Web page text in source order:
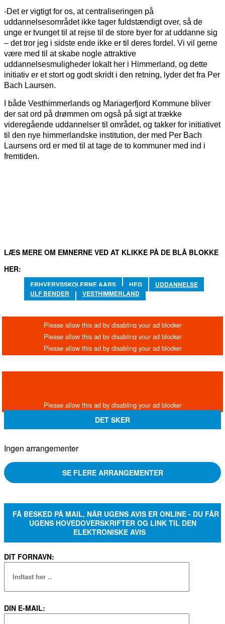
-Det er vigtigt for os, at centraliseringen på
uddannelsesområdet ikke tager fuldstændigt over, så de
unge er tvunget til at rejse til de store byer for at uddanne sig
– det tror jeg i sidste ende ikke er til deres fordel. Vi vil gerne
være med til at skabe nogle attraktive
uddannelsesmuligheder lokalt her i Himmerland, og dette
initiativ er et stort og godt skridt i den retning, lyder det fra Per
Bach Laursen.
I både Vesthimmerlands og Mariagerfjord Kommune bliver
der sat ord på drømmen om også på sigt at trække
videregående uddannelser til området, og takker for initiativet
til den nye himmerlandske institution, der med Per Bach
Laursens ord er med til at tage de to kommuner med ind i
fremtiden.
LÆS MERE OM EMNERNE VED AT KLIKKE PÅ DE BLÅ BLOKKE
HER:
ERHVERVSSKOLERNE AARS HEG
UDDANNELSE
ULF BENDER
VESTHIMMERLAND
DET SKER
Ingen arrangementer
SE FLERE ARRANGEMENTER
FÅ BESKED PÅ MAIL, NÅR UGENS AVIS ER ONLINE - DU FÅR
UGENS HOVEDOVERSKRIFTER OG LINK TIL DEN
ELEKTRONISKE AVIS
DIT FORNAVN:
DIN E-MAIL: